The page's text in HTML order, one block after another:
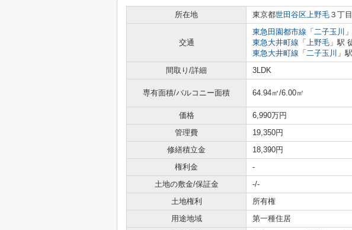
所在地 東京都世田谷区上野毛 ３丁目
交通
東急田園都市線 「 二子玉川
東急大井町線 「 上野毛 」駅
東急大井町線 「 二子玉川 」
間取り/詳細
3LDK
専有面積/バルコニー面積 64.94㎡/6.00㎡
価格
6,990万円
管理費
19,350円
修繕積立金
18,390円
権利金
-
土地の敷金/保証金
-/-
土地権利
所有権
用途地域
第一種住居